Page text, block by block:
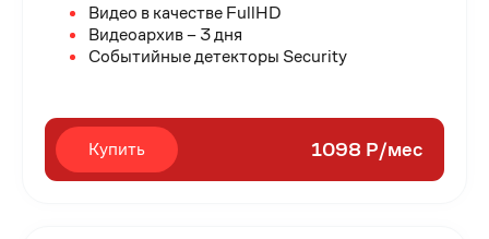
Видео в качестве FullHD
Видеоархив – 3 дня
Событийные детекторы Security
Купить 1098 Р/мес